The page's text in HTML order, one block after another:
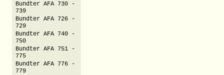
Bundter AFA 730 -
739
Bundter AFA 726 -
729
Bundter AFA 740 -
750
Bundter AFA 751 -
775
Bundter AFA 776 -
779